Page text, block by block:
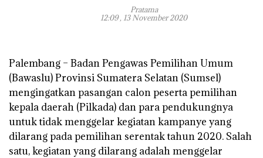
Pratama
12:09 , 13 November 2020
Palembang – Badan Pengawas Pemilihan Umum
(Bawaslu) Provinsi Sumatera Selatan (Sumsel)
mengingatkan pasangan calon peserta pemilihan
kepala daerah (Pilkada) dan para pendukungnya
untuk tidak menggelar kegiatan kampanye yang
dilarang pada pemilihan serentak tahun 2020. Salah
satu, kegiatan yang dilarang adalah menggelar